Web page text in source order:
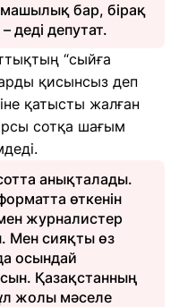
бар, бірақ
деді депутат.
“сыйға
қисынсыз деп
қатысты жалған
сотқа шағым
анықталады.
өткенін
журналистер
Мен сияқты өз
осындай
Қазақстанның
жолы мәселе